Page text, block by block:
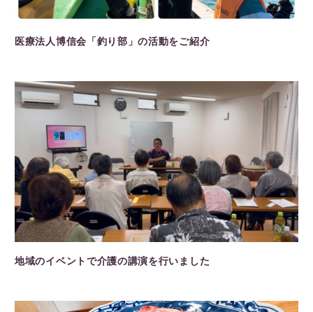
医療法人博信会「釣り部」の活動をご紹介
地域のイベントで介護の講演を行いました